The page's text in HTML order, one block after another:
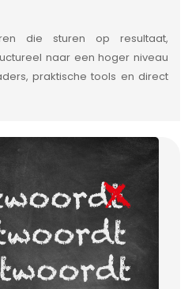
die sturen op resultaat,
naar een hoger niveau
praktische tools en direct